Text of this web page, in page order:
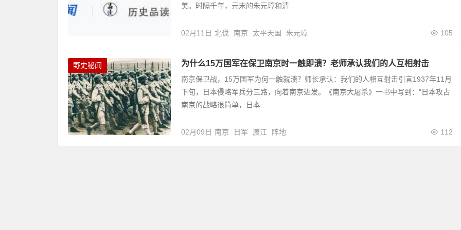
美。时隔千年，元末的朱元璋和清...
02月11日 105
北伐 南京 太平天国 朱元璋
野史秘闻 为什么15万国军在保卫南京时一触即溃？老师承认我们的人互相射击
南京保卫战，15万国军为何一触就溃？师长承认：我们的人相互射击引言1937年11月
下旬，日本侵略军兵分三路，向着南京进发。《南京大屠杀》一书中写到："日本攻占
南京的战略很简单，日本...
02月09日 112
南京 日军 渡江 阵地